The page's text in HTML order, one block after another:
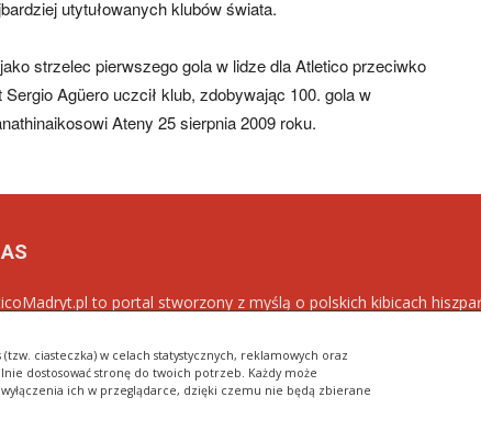
ciasteczka) w celach statystycznych, reklamowych oraz
dostosować stronę do twoich potrzeb. Każdy może
ich w przeglądarce, dzięki czemu nie będą zbierane
utytułowanych klubów świata.
strzelec pierwszego gola w lidze dla Atletico przeciwko
Agüero uczcił klub, zdobywając 100. gola w
Ateny 25 sierpnia 2009 roku.
to portal stworzony z myślą o polskich kibicach